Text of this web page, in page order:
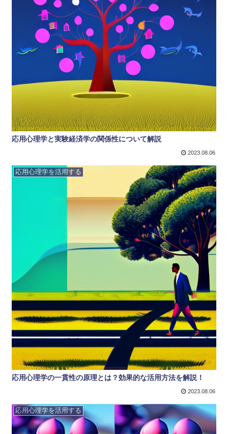
応用心理学と実験経済学の関係性について解説
2023.08.06
応用心理学を活用する
応用心理学の一貫性の原理とは？効果的な活用方法を解説！
2023.08.06
応用心理学を活用する